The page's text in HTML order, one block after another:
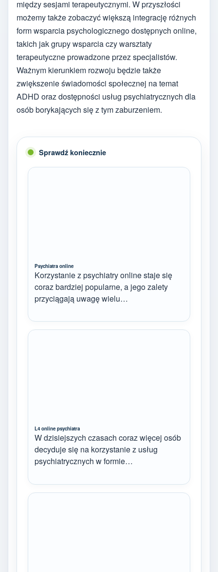
między sesjami terapeutycznymi. W przyszłości
możemy także zobaczyć większą integrację różnych
form wsparcia psychologicznego dostępnych online,
takich jak grupy wsparcia czy warsztaty
terapeutyczne prowadzone przez specjalistów.
Ważnym kierunkiem rozwoju będzie także
zwiększenie świadomości społecznej na temat
ADHD oraz dostępności usług psychiatrycznych dla
osób borykających się z tym zaburzeniem.
Sprawdź koniecznie
Psychiatra online
Korzystanie z psychiatry online staje się
coraz bardziej popularne, a jego zalety
przyciągają uwagę wielu…
L4 online psychiatra
W dzisiejszych czasach coraz więcej osób
decyduje się na korzystanie z usług
psychiatrycznych w formie…